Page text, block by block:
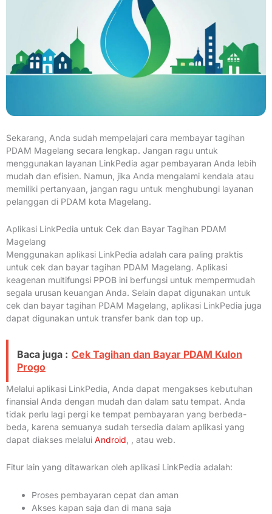
Sekarang, Anda sudah mempelajari cara membayar tagihan
PDAM Magelang secara lengkap. Jangan ragu untuk
menggunakan layanan LinkPedia agar pembayaran Anda lebih
mudah dan efisien. Namun, jika Anda mengalami kendala atau
memiliki pertanyaan, jangan ragu untuk menghubungi layanan
pelanggan di PDAM kota Magelang.
Aplikasi LinkPedia untuk Cek dan Bayar Tagihan PDAM
Magelang
Menggunakan aplikasi LinkPedia adalah cara paling praktis
untuk cek dan bayar tagihan PDAM Magelang. Aplikasi
keagenan multifungsi PPOB ini berfungsi untuk mempermudah
segala urusan keuangan Anda. Selain dapat digunakan untuk
cek dan bayar tagihan PDAM Magelang, aplikasi LinkPedia juga
dapat digunakan untuk transfer bank dan top up.
Baca juga : Cek Tagihan dan Bayar PDAM Kulon
Progo
Melalui aplikasi LinkPedia, Anda dapat mengakses kebutuhan
finansial Anda dengan mudah dan dalam satu tempat. Anda
tidak perlu lagi pergi ke tempat pembayaran yang berbeda-
beda, karena semuanya sudah tersedia dalam aplikasi yang
dapat diakses melalui Android , , atau web.
Fitur lain yang ditawarkan oleh aplikasi LinkPedia adalah:
Proses pembayaran cepat dan aman
Akses kapan saja dan di mana saja